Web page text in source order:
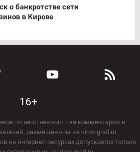
о банкротстве сети
в Кирове
16+
ответственность за комментарии и
размещенные на kirov-grad.ru
на интернет-ресурсах допускается только